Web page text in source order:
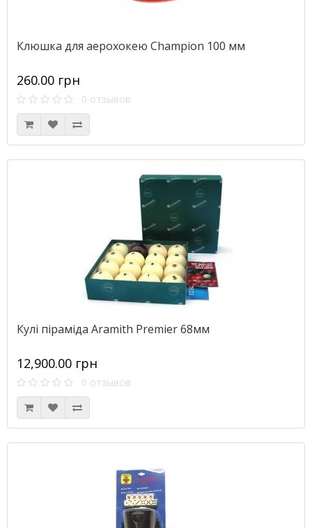
Клюшка для аерохокею Champion 100 мм
260.00 грн
0 отзывов
Кулі піраміда Aramith Premier 68мм
12,900.00 грн
0 отзывов